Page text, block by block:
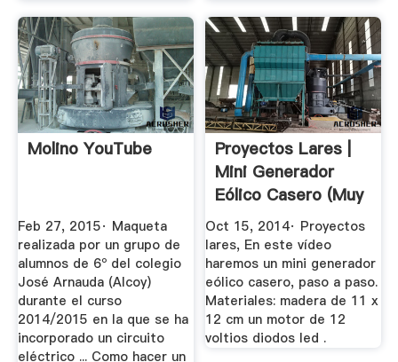
Molino YouTube
Feb 27, 2015· Maqueta
realizada por un grupo de
alumnos de 6º del colegio
José Arnauda (Alcoy)
durante el curso
2014/2015 en la que se ha
incorporado un circuito
eléctrico ... Como hacer un
Proyectos Lares |
Mini Generador
Eólico Casero (muy
...
Oct 15, 2014· Proyectos
lares, En este vídeo
haremos un mini generador
eólico casero, paso a paso.
Materiales: madera de 11 x
12 cm un motor de 12
voltios diodos led .